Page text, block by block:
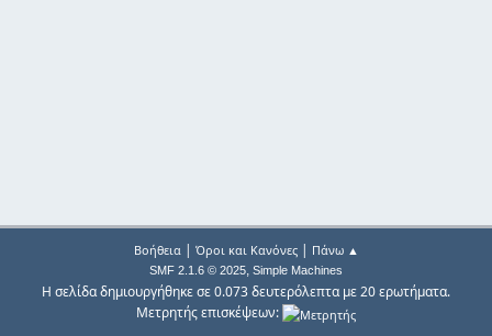
Βοήθεια| Όροι και Κανόνες| Πάνω ▲
SMF 2.1.6 © 2025, Simple Machines
Η σελίδα δημιουργήθηκε σε 0.073 δευτερόλεπτα με 20 ερωτήματα.
Μετρητής επισκέψεων: